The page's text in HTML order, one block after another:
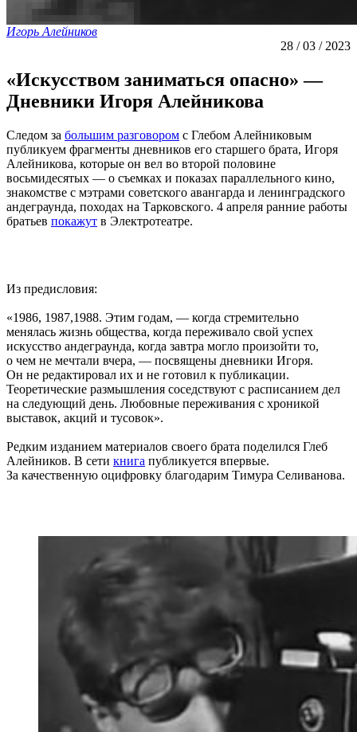
Игорь Алейников
28 / 03 / 2023
«Искусством заниматься опасно» —
Дневники Игоря Алейникова
Следом за большим разговором с Глебом Алейниковым
публикуем фрагменты дневников его старшего брата, Игоря
Алейникова, которые он вел во второй половине
восьмидесятых — о съемках и показах параллельного кино,
знакомстве с мэтрами советского авангарда и ленинградского
андеграунда, походах на Тарковского. 4 апреля ранние работы
братьев покажут в Электротеатре.
Из предисловия:
«1986, 1987,1988. Этим годам, — когда стремительно
менялась жизнь общества, когда переживало свой успех
искусство андеграунда, когда завтра могло произойти то,
о чем не мечтали вчера, — посвящены дневники Игоря.
Он не редактировал их и не готовил к публикации.
Теоретические размышления соседствуют с расписанием дел
на следующий день. Любовные переживания с хроникой
выставок, акций и тусовок».
Редким изданием материалов своего брата поделился Глеб
Алейников. В сети книга публикуется впервые.
За качественную оцифровку благодарим Тимура Селиванова.